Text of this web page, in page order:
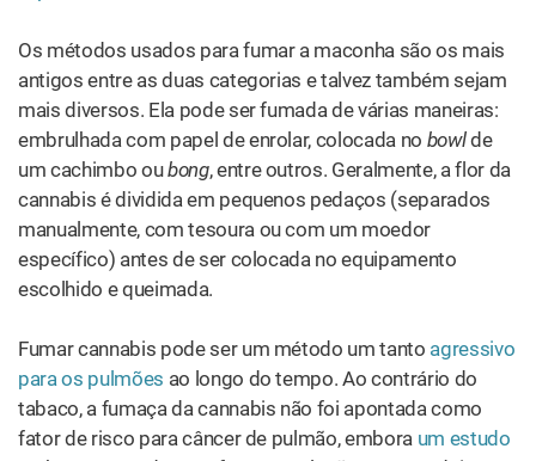
da cannabis possam ser neutralizados pelas
propriedades antitumorais do THC, provavelmente
existam escolhas mais saudáveis. É aí que entra a
vaporização.
Na última década, a popularidade da vaporização de
cannabis explodiu. Hoje, podem-se encontrar grandes
vaporizadores portáteis bem como outros menores,
chamados canetas vaporizadoras. Ambos os tipos
gradualmente a flor da cannabisa uma temperatura alta o
suficiente para liberar canabinoides,terpenose
compostos vegetais, e ao mesmo tempo controlada de
forma a evitar a combustão rápida. Comparada ao fumo,